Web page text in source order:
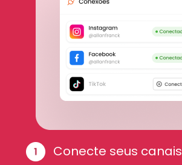
Conecte seus canais